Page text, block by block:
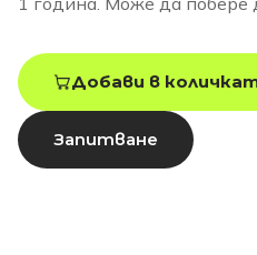
Добави в
Запитване